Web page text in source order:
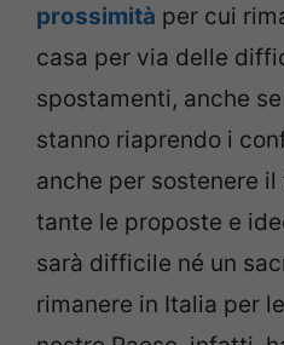
prossimità per cui
casa per via delle
spostamenti, anche
stanno riaprendo i
anche per sostenere
tante le proposte e
sarà difficile né un
rimanere in Italia per